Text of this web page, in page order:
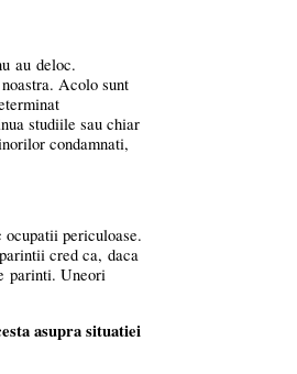
au deloc.
Acolo sunt
studiile sau chiar
condamnati,
periculoase.
cred ca, daca
parinti. Uneori
asupra situatiei